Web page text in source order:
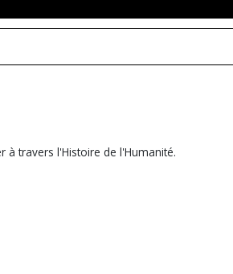
travers l'Histoire de l'Humanité.